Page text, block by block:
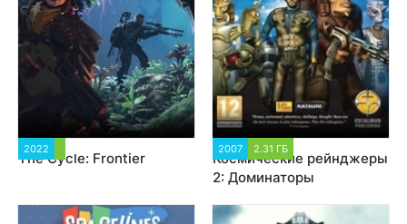
2022
The Cycle: Frontier
2007 2.31 ГБ
Космические рейнджеры
2: Доминаторы